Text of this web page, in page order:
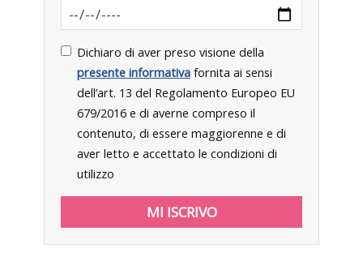
Dichiaro di aver preso visione della
presente informativa fornita ai sensi
dell’art. 13 del Regolamento Europeo EU
679/2016 e di averne compreso il
contenuto, di essere maggiorenne e di
aver letto e accettato le condizioni di
utilizzo